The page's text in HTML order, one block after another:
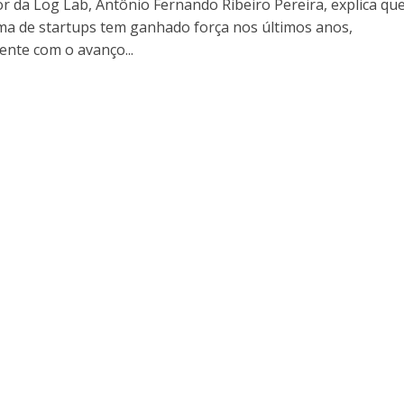
da Log Lab, Antônio Fernando Ribeiro Pereira, explica
de startups tem ganhado força nos últimos anos,
com o avanço...